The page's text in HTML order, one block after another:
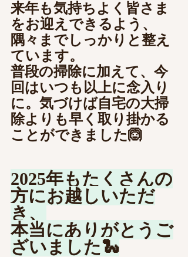
来年も気持ちよく皆さま
をお迎えできるよう、
隅々までしっかりと整え
ています。
普段の掃除に加えて、今
回はいつも以上に念入り
に。気づけば自宅の大掃
除よりも早く取り掛かる
ことができました🙆
2025年もたくさんの
方にお越しいただ
き、
本当にありがとうご
ざいました🐍